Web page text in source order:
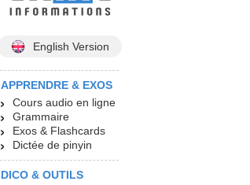
English Version
APPRENDRE & EXOS
Cours audio en ligne
Grammaire
Exos & Flashcards
Dictée de pinyin
DICO & OUTILS